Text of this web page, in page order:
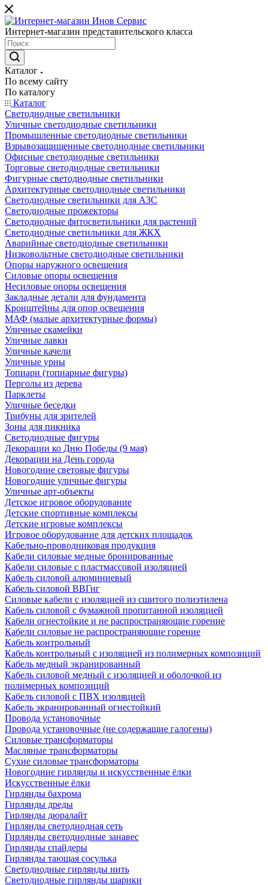
Интернет-магазин представительского класса
Каталог
По всему сайту
По каталогу
Каталог
Светодиодные светильники
Уличные светодиодные светильники
Промышленные светодиодные светильники
Взрывозащищенные светодиодные светильники
Офисные светодиодные светильники
Торговые светодиодные светильники
Фигурные светодиодные светильники
Архитектурные светодиодные светильники
Светодиодные светильники для АЗС
Светодиодные прожекторы
Светодиодные фитосветильники для растений
Светодиодные светильники для ЖКХ
Аварийные светодиодные светильники
Низковольтные светодиодные светильники
Опоры наружного освещения
Силовые опоры освещения
Несиловые опоры освещения
Закладные детали для фундамента
Кронштейны для опор освещения
МАФ (малые архитектурные формы)
Уличные скамейки
Уличные лавки
Уличные качели
Уличные урны
Топиари (топиарные фигуры)
Перголы из дерева
Парклеты
Уличные беседки
Трибуны для зрителей
Зоны для пикника
Светодиодные фигуры
Декорации ко Дню Победы (9 мая)
Декорации на День города
Новогодние световые фигуры
Новогодние уличные фигуры
Уличные арт-объекты
Детское игровое оборудование
Детские спортивные комплексы
Детские игровые комплексы
Игровое оборудование для детских площадок
Кабельно-проводниковая продукция
Кабели силовые медные бронированные
Кабели силовые с пластмассовой изоляцией
Кабель силовой алюминиевый
Кабель силовой ВВГнг
Силовые кабели с изоляцией из сшитого полиэтилена
Кабель силовой с бумажной пропитанной изоляцией
Кабели огнестойкие и не распространяющие горение
Кабели силовые не распространяющие горение
Кабель контрольный
Кабель контрольный с изоляцией из полимерных композиций
Кабель медный экранированный
Кабель силовой медный с изоляцией и оболочкой из
полимерных композиций
Кабель силовой с ПВХ изоляцией
Кабель экранированный огнестойкий
Провода установочные
Провода установочные (не содержащие галогены)
Силовые трансформаторы
Масляные трансформаторы
Сухие силовые трансформаторы
Новогодние гирлянды и искусственные ёлки
Искусственные ёлки
Гирлянды бахрома
Гирлянды дреды
Гирлянды дюралайт
Гирлянды светодиодная сеть
Гирлянды светодиодные занавес
Гирлянды спайдеры
Гирлянды тающая сосулька
Светодиодные гирлянды нить
Светодиодные гирлянды шарики